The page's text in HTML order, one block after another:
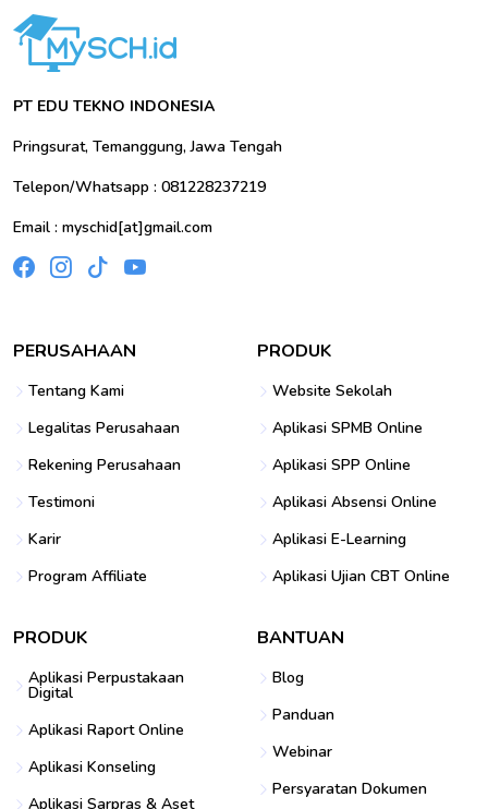
PT EDU TEKNO INDONESIA
Pringsurat, Temanggung, Jawa Tengah
Telepon/Whatsapp : 081228237219
Email : myschid[at]gmail.com
PERUSAHAAN
Tentang Kami
Legalitas Perusahaan
Rekening Perusahaan
Testimoni
Karir
Program Affiliate
PRODUK
Website Sekolah
Aplikasi SPMB Online
Aplikasi SPP Online
Aplikasi Absensi Online
Aplikasi E-Learning
Aplikasi Ujian CBT Online
PRODUK
Aplikasi Perpustakaan
Digital
Aplikasi Raport Online
Aplikasi Konseling
Aplikasi Sarpras & Aset
BANTUAN
Blog
Panduan
Webinar
Persyaratan Dokumen